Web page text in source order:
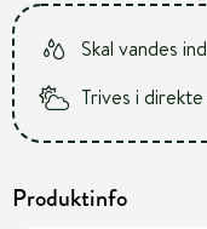
Skal vandes
Trives i
Produktinfo